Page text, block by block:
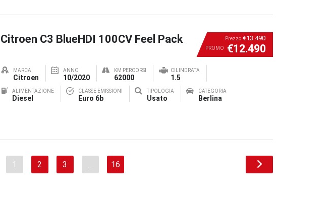
Prezzo €13.490
PROMO €12.490
Citroen C3 BlueHDI 100CV Feel Pack
MARCA
Citroen
ANNO
10/2020
KM PERCORSI
62000
CILINDRATA
1.5
ALIMENTAZIONE
Diesel
CLASSE EMISSIONI
Euro 6b
TIPOLOGIA
Usato
CATEGORIA
Berlina
1 2 3 16